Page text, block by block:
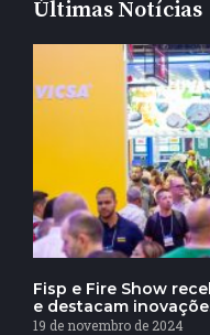
Últimas Notícias
Fisp e Fire Show
e destacam
19 de novembro de 2024